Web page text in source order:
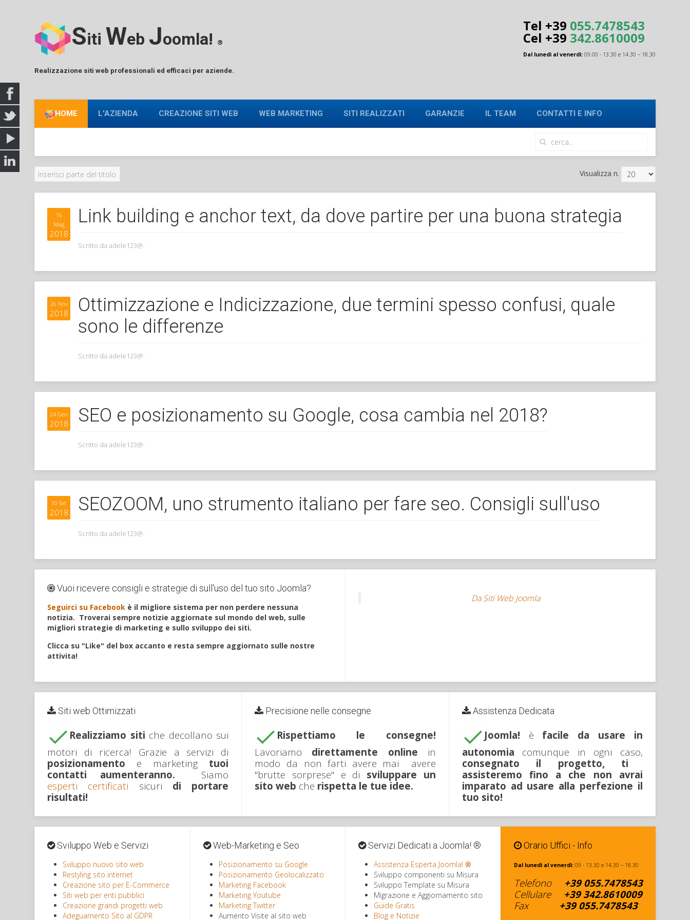
Siti Web Joomla! ®
Realizzazione siti web professionali ed efficaci per aziende.
Tel +39 055.7478543
Cel +39 342.8610009
Dal lunedì al venerdì: 09.00 - 13.30 e 14.30 – 18.30
HOME L'AZIENDA CREAZIONE SITI WEB WEB MARKETING SITI REALIZZATI GARANZIE IL TEAM CONTATTI E INFO
Visualizza n.
16
Mag
2018
Link building e anchor text, da dove partire per una buona strategia
Scritto da adele123@.
26 Nov
2018
Ottimizzazione e Indicizzazione, due termini spesso confusi, quale
sono le differenze
Scritto da adele123@.
24 Gen
2018 SEO e posizionamento su Google, cosa cambia nel 2018?
Scritto da adele123@.
30 Set
2018 SEOZOOM, uno strumento italiano per fare seo. Consigli sull'uso
Scritto da adele123@.
Vuoi ricevere consigli e strategie di sull'uso del tuo sito Joomla?
Seguirci su Facebook è il migliore sistema per non perdere nessuna
notizia. Troverai sempre notizie aggiornate sul mondo del web, sulle
migliori strategie di marketing e sullo sviluppo dei siti.
Clicca su "Like" del box accanto e resta sempre aggiornato sulle nostre
attivita!
Da Siti Web Joomla
Siti web Ottimizzati
Realizziamo siti che decollano sui
motori di ricerca! Grazie a servizi di
posizionamento e marketing tuoi
contatti aumenteranno.
Siamo
esperti certificati sicuri di portare
risultati!
Precisione nelle consegne
Rispettiamo le consegne!
Lavoriamo direttamente online in
modo da non farti avere mai avere
"brutte sorprese" e di sviluppare un
sito web che rispetta le tue idee.
Assistenza Dedicata
Joomla! è facile da usare in
autonomia comunque in ogni caso,
consegnato il progetto, ti
assisteremo fino a che non avrai
imparato ad usare alla perfezione il
tuo sito!
Sviluppo Web e Servizi
Sviluppo nuovo sito web
Restyling sito internet
Creazione sito per E-Commerce
Siti web per enti pubblici
Creazione grandi progetti web
Adeguamento Sito al GDPR
Web-Marketing e Seo
Posizionamento su Google
Posizionamento Geolocalizzato
Marketing Facebook
Marketing Youtube
Marketing Twitter
Aumento Visite al sito web
Servizi Dedicati a Joomla! ®
Assistenza Esperta Joomla! ®
Sviluppo componenti su Misura
Sviluppo Template su Misura
Migrazione e Aggiornamento sito
Guide Gratis
Blog e Notizie
Orario Uffici - Info
Dal lunedì al venerdì: 09 - 13.30 e 14.30 – 18.30
Telefono +39 055.7478543
Cellulare+39 342.8610009
Fax
+39 055.7478543